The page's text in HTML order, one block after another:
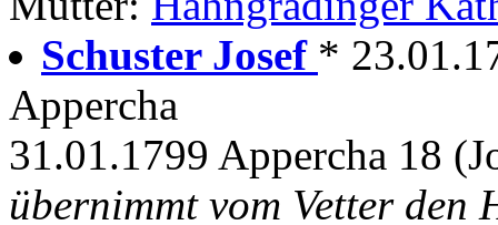
Schuster Josef *
Appercha
31.01.1799 Appercha 18
übernimmt vom Vetter den